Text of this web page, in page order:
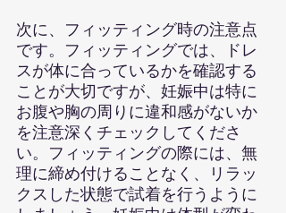
次に、フィッティング時の注意点
です。フィッティングでは、ドレ
スが体に合っているかを確認する
ことが大切ですが、妊娠中は特に
お腹や胸の周りに違和感がないか
を注意深くチェックしてくださ
い。フィッティングの際には、無
理に締め付けることなく、リラッ
クスした状態で試着を行うように